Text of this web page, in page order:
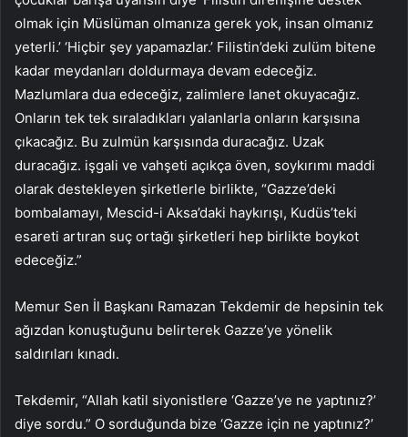
olmak için Müslüman olmanıza gerek yok, insan olmanız
yeterli.’ ‘Hiçbir şey yapamazlar.’ Filistin’deki zulüm bitene
kadar meydanları doldurmaya devam edeceğiz.
Mazlumlara dua edeceğiz, zalimlere lanet okuyacağız.
Onların tek tek sıraladıkları yalanlarla onların karşısına
çıkacağız. Bu zulmün karşısında duracağız. Uzak
duracağız. işgali ve vahşeti açıkça öven, soykırımı maddi
olarak destekleyen şirketlerle birlikte, “Gazze’deki
bombalamayı, Mescid-i Aksa’daki haykırışı, Kudüs’teki
esareti artıran suç ortağı şirketleri hep birlikte boykot
edeceğiz.”
Memur Sen İl Başkanı Ramazan Tekdemir de hepsinin tek
ağızdan konuştuğunu belirterek Gazze’ye yönelik
saldırıları kınadı.
Tekdemir, “Allah katil siyonistlere ‘Gazze’ye ne yaptınız?’
diye sordu.” O sorduğunda bize ‘Gazze için ne yaptınız?’